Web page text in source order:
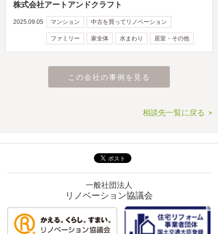
株式会社アートアンドクラフト
2025.09.05 マンション 中古を買ってリノベーション
ファミリー 家全体 水まわり 居室・その他
この会社の事例を見る
相談先一覧に戻る
一般社団法人
リノベーション協議会